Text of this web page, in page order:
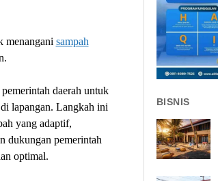
menangani sampah
daerah untuk
lapangan. Langkah ini
yang adaptif,
dukungan pemerintah
optimal.
BISNIS